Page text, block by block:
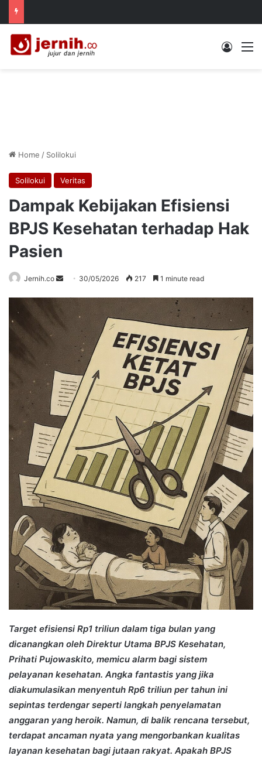
Log In
Home / Solilokui
Solilokui Veritas
Dampak Kebijakan Efisiensi
BPJS Kesehatan terhadap Hak
Pasien
Jernih.co
Send
email
30/05/2026 217 1 minute read
Target efisiensi Rp1 triliun dalam tiga bulan yang
dicanangkan oleh Direktur Utama BPJS Kesehatan,
Prihati Pujowaskito, memicu alarm bagi sistem
pelayanan kesehatan. Angka fantastis yang jika
diakumulasikan menyentuh Rp6 triliun per tahun ini
sepintas terdengar seperti langkah penyelamatan
anggaran yang heroik. Namun, di balik rencana tersebut,
terdapat ancaman nyata yang mengorbankan kualitas
layanan kesehatan bagi jutaan rakyat. Apakah BPJS